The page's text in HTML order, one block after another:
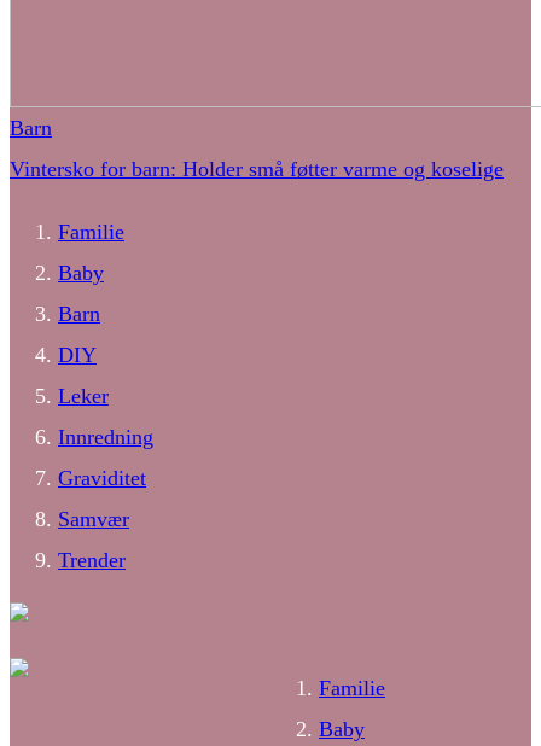
Barn
Vintersko for barn: Holder små føtter varme og koselige
Familie
Baby
Barn
DIY
Leker
Innredning
Graviditet
Samvær
Trender
Familie
Baby